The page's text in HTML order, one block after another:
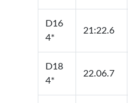
D16
4*
21:22.6
D18
4*
22.06.7